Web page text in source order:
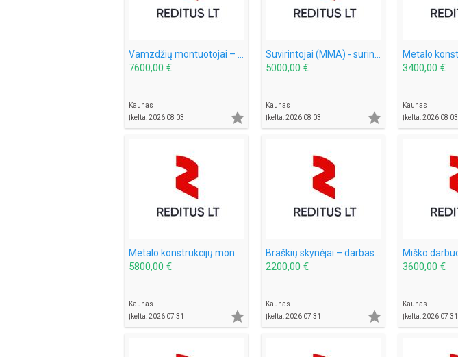
7600,00 €
Kaunas
Įkelta: 2026 08 03

5000,00 €
Kaunas
Įkelta: 2026 08 03

3400,00 €
Kaunas
Įkelta: 2026 08 03
5800,00 €
Kaunas
Įkelta: 2026 07 31

2200,00 €
Kaunas
Įkelta: 2026 07 31

3600,00 €
Kaunas
Įkelta: 2026 07 31